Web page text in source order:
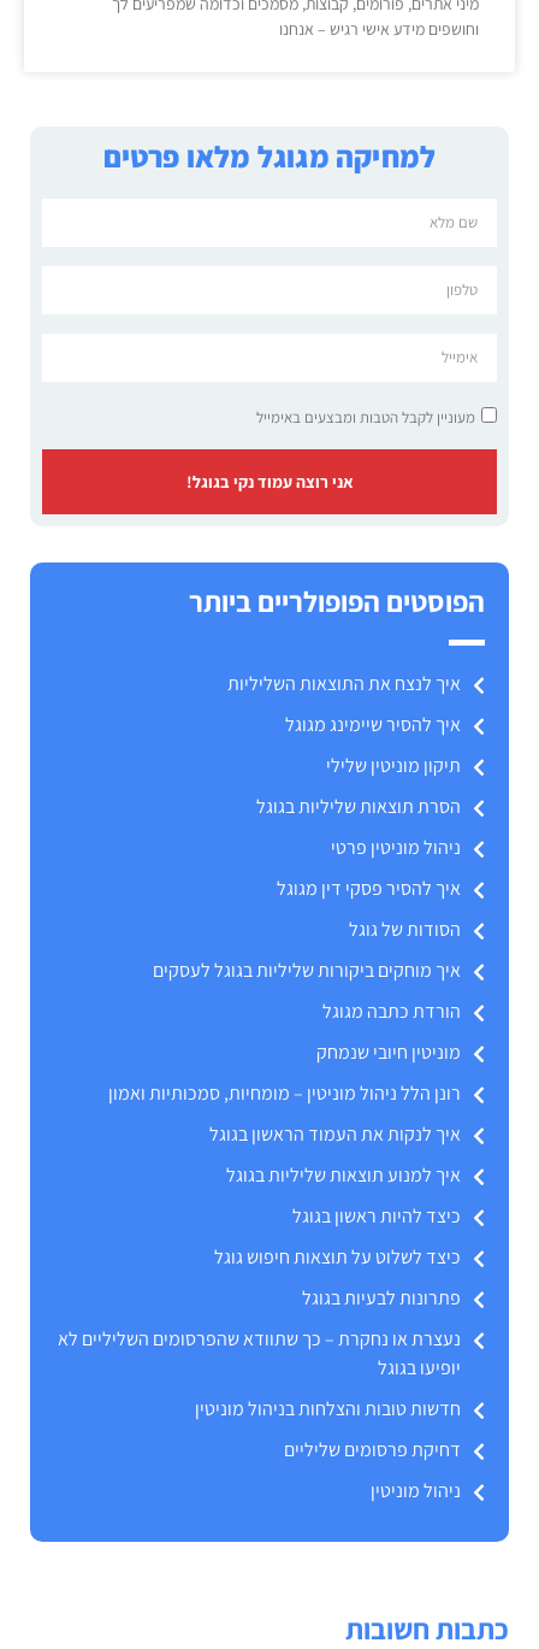
למחיקה מגוגל מלאו פרטים
מעוניין לקבל הטבות ומבצעים באימייל
אני רוצה עמוד נקי בגוגל!
הפוסטים הפופולריים ביותר
איך לנצח את התוצאות השליליות
איך להסיר שיימינג מגוגל
תיקון מוניטין שלילי
הסרת תוצאות שליליות בגוגל
ניהול מוניטין פרטי
איך להסיר פסקי דין מגוגל
הסודות של גוגל
איך מוחקים ביקורות שליליות בגוגל לעסקים
הורדת כתבה מגוגל
מוניטין חיובי שנמחק
רונן הלל ניהול מוניטין – מומחיות, סמכותיות ואמון
איך לנקות את העמוד הראשון בגוגל
איך למנוע תוצאות שליליות בגוגל
כיצד להיות ראשון בגוגל
כיצד לשלוט על תוצאות חיפוש גוגל
פתרונות לבעיות בגוגל
נעצרת או נחקרת – כך שתוודא שהפרסומים השליליים לא
יופיעו בגוגל
חדשות טובות והצלחות בניהול מוניטין
דחיקת פרסומים שליליים
ניהול מוניטין
כתבות חשובות
וחושפים מידע אישי רגיש – אנחנו